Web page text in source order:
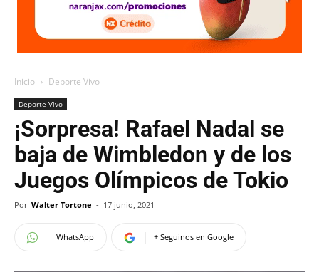
Inicio Deporte Vivo
Deporte Vivo
¡Sorpresa! Rafael Nadal se
baja de Wimbledon y de los
Juegos Olímpicos de Tokio
Por Walter Tortone - 17 junio, 2021
WhatsApp + Seguinos en Google